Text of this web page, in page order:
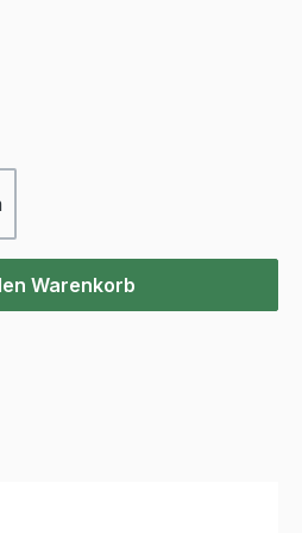
ein oder benutze die Schaltflächen
Warenkorb